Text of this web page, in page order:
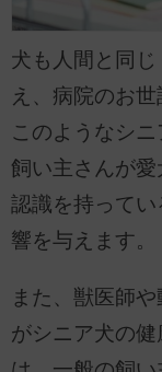
犬も人間と同
え、病院のお
このようなシニ
飼い主さんが
認識を持って
響を与えます。
また、獣医師
がシニア犬の